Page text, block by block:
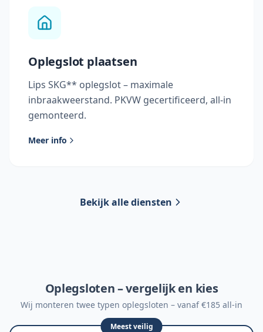
Oplegslot plaatsen
Lips SKG** oplegslot – maximale
inbraakweerstand. PKVW gecertificeerd, all-in
gemonteerd.
Meer info
Bekijk alle diensten
Oplegsloten – vergelijk en kies
Wij monteren twee typen oplegsloten – vanaf €185 all-in
Meest veilig